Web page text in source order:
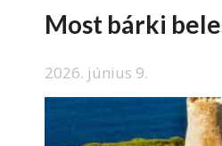
Most bárki
2026. június 9.